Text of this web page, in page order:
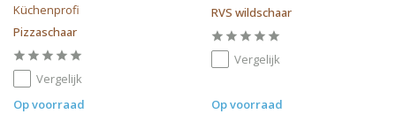
Küchenprofi
Pizzaschaar
Vergelijk
Op voorraad
RVS wildschaar
Vergelijk
Op voorraad